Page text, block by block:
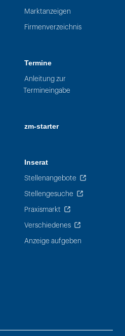
Marktanzeigen
Firmenverzeichnis
Termine
Anleitung zur
Termineingabe
zm-starter
Inserat
Stellenangebote
Stellengesuche
Praxismarkt
Verschiedenes
Anzeige aufgeben